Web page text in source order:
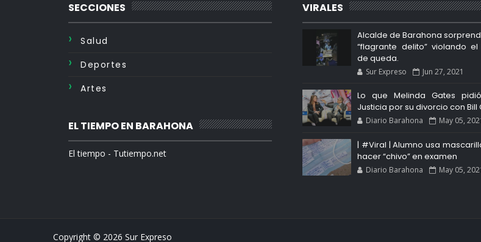
SECCIONES
Salud
Deportes
Artes
EL TIEMPO EN BARAHONA
El tiempo - Tutiempo.net
VIRALES
Alcalde de Barahona
“flagrante delito” violando
de queda.
Sur Expreso Jun 27, 2021
Lo que Melinda Gates
Justicia por su divorcio con Bill
Diario Barahona May 05,
| #Viral | Alumno usa
hacer “chivo” en examen
Diario Barahona May 05,
Copyright © 2026 Sur Expreso